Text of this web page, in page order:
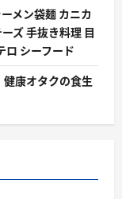
メン袋麺 カニカ
ズ 手抜き料理 目
シーフード
康オタクの食生